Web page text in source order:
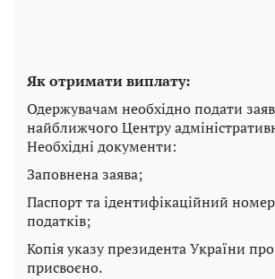
Як отримати виплату:
Одержувачам необхідно подати
найближчого Центру
Необхідні документи:
Заповнена заява;
Паспорт та ідентифікаційний
податків;
Копія указу президента України
присвоєно.